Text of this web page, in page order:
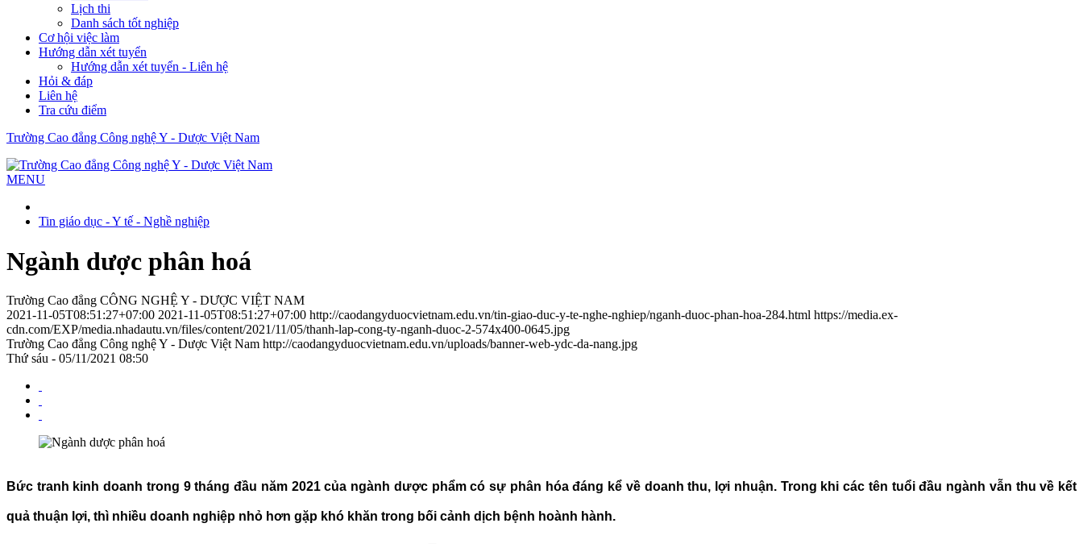
Lịch thi
Danh sách tốt nghiệp
Cơ hội việc làm
Hướng dẫn xét tuyển
Hướng dẫn xét tuyển - Liên hệ
Hỏi & đáp
Liên hệ
Tra cứu điểm
Trường Cao đẳng Công nghệ Y - Dược Việt Nam
MENU
Tin giáo dục - Y tế - Nghề nghiệp
Ngành dược phân hoá
Trường Cao đẳng CÔNG NGHỆ Y - DƯỢC VIỆT NAM
2021-11-05T08:51:27+07:00 2021-11-05T08:51:27+07:00 http://caodangyduocvietnam.edu.vn/tin-giao-duc-y-te-nghe-nghiep/nganh-duoc-phan-hoa-284.html https://media.ex-
cdn.com/EXP/media.nhadautu.vn/files/content/2021/11/05/thanh-lap-cong-ty-nganh-duoc-2-574x400-0645.jpg
Trường Cao đẳng Công nghệ Y - Dược Việt Nam http://caodangyduocvietnam.edu.vn/uploads/banner-web-ydc-da-nang.jpg
Thứ sáu - 05/11/2021 08:50
Bức tranh kinh doanh trong 9 tháng đầu năm 2021 của ngành dược phẩm có sự phân hóa đáng kể về doanh thu, lợi nhuận. Trong khi các tên tuổi đầu ngành vẫn thu về kết
quả thuận lợi, thì nhiều doanh nghiệp nhỏ hơn gặp khó khăn trong bối cảnh dịch bệnh hoành hành.